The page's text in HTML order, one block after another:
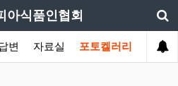
아식품인협회
변 자료실 포토켈러리